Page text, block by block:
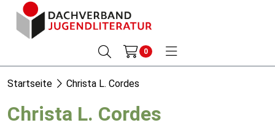
0
Startseite Christa L. Cordes
Christa L. Cordes